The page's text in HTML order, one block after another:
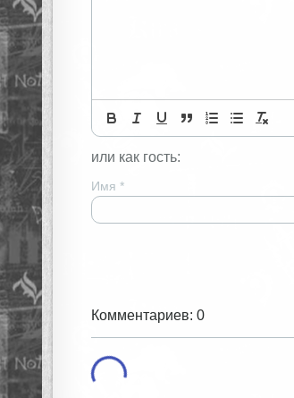
или как гость:
Имя *
Комментариев: 0